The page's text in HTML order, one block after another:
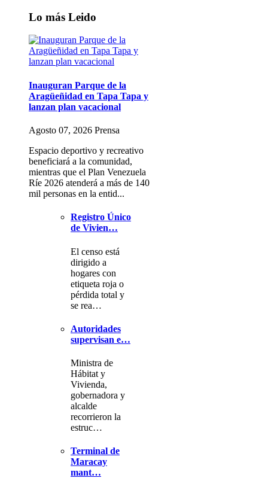
Lo más Leido
Inauguran Parque de la
Aragüeñidad en Tapa Tapa y
lanzan plan vacacional
Agosto 07, 2026 Prensa
Espacio deportivo y recreativo
beneficiará a la comunidad,
mientras que el Plan Venezuela
Ríe 2026 atenderá a más de 140
mil personas en la entid...
Registro Único
de Vivien…
El censo está
dirigido a
hogares con
etiqueta roja o
pérdida total y
se rea…
Autoridades
supervisan e…
Ministra de
Hábitat y
Vivienda,
gobernadora y
alcalde
recorrieron la
estruc…
Terminal de
Maracay
mant…